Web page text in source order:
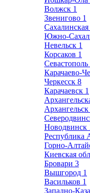
Волжск 1
Звенигово 1
Сахалинская
Южно-
Невельск 1
Корсаков 1
Севастополь
Карачаево-
Черкесск 8
Карачаевск 1
Архангельск
Новодвинск
Республика
Горно-
Киевская
Бровари 3
Вышгород 1
Васильков 1
Западно-